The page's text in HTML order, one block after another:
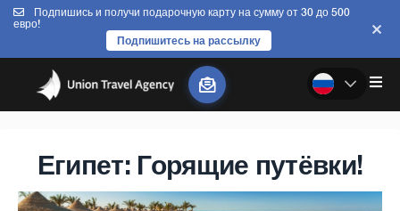
Подпишись и получи подарочную карту на сумму от 30 до 500
евро!
Подпишитесь на рассылку
Египет: Горящие путёвки!